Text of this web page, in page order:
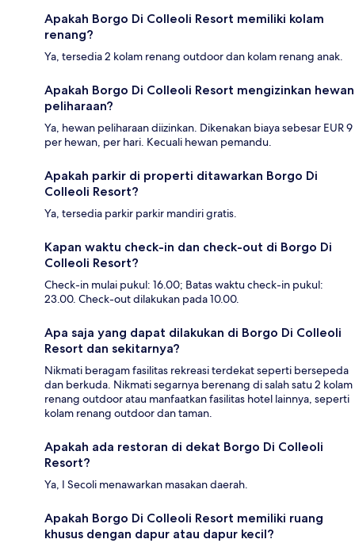
Apakah Borgo Di Colleoli Resort memiliki kolam
renang?
Ya, tersedia 2 kolam renang outdoor dan kolam renang anak.
Apakah Borgo Di Colleoli Resort mengizinkan hewan
peliharaan?
Ya, hewan peliharaan diizinkan. Dikenakan biaya sebesar EUR 9
per hewan, per hari. Kecuali hewan pemandu.
Apakah parkir di properti ditawarkan Borgo Di
Colleoli Resort?
Ya, tersedia parkir parkir mandiri gratis.
Kapan waktu check-in dan check-out di Borgo Di
Colleoli Resort?
Check-in mulai pukul: 16.00; Batas waktu check-in pukul:
23.00. Check-out dilakukan pada 10.00.
Apa saja yang dapat dilakukan di Borgo Di Colleoli
Resort dan sekitarnya?
Nikmati beragam fasilitas rekreasi terdekat seperti bersepeda
dan berkuda. Nikmati segarnya berenang di salah satu 2 kolam
renang outdoor atau manfaatkan fasilitas hotel lainnya, seperti
kolam renang outdoor dan taman.
Apakah ada restoran di dekat Borgo Di Colleoli
Resort?
Ya, I Secoli menawarkan masakan daerah.
Apakah Borgo Di Colleoli Resort memiliki ruang
khusus dengan dapur atau dapur kecil?